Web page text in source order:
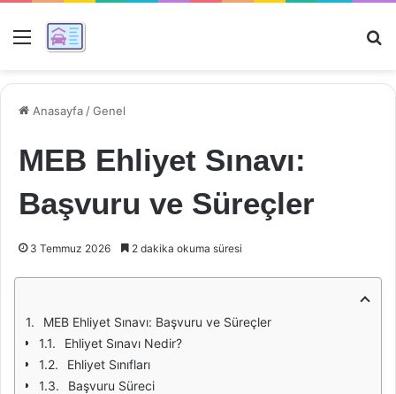
Menü
Anasayfa /Genel
MEB Ehliyet Sınavı:
Başvuru ve Süreçler
3 Temmuz 2026 2 dakika okuma süresi
MEB Ehliyet Sınavı: Başvuru ve Süreçler
Ehliyet Sınavı Nedir?
Ehliyet Sınıfları
Başvuru Süreci